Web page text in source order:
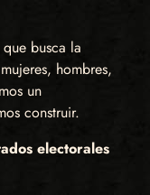
busca la
hombres,
un
construir.
electorales